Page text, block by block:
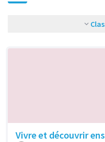
Vivre et découvrir